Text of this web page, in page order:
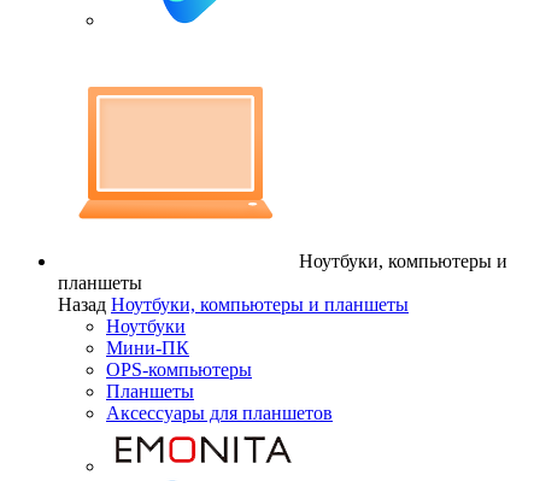
Ноутбуки, компьютеры и
планшеты
Назад Ноутбуки, компьютеры и планшеты
Ноутбуки
Мини-ПК
OPS-компьютеры
Планшеты
Аксессуары для планшетов